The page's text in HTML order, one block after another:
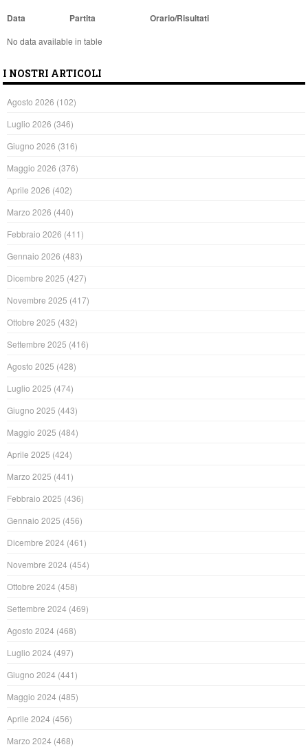
Data Partita Orario/Risultati
No data available in table
I NOSTRI ARTICOLI
Agosto 2026 (102)
Luglio 2026 (346)
Giugno 2026 (316)
Maggio 2026 (376)
Aprile 2026 (402)
Marzo 2026 (440)
Febbraio 2026 (411)
Gennaio 2026 (483)
Dicembre 2025 (427)
Novembre 2025 (417)
Ottobre 2025 (432)
Settembre 2025 (416)
Agosto 2025 (428)
Luglio 2025 (474)
Giugno 2025 (443)
Maggio 2025 (484)
Aprile 2025 (424)
Marzo 2025 (441)
Febbraio 2025 (436)
Gennaio 2025 (456)
Dicembre 2024 (461)
Novembre 2024 (454)
Ottobre 2024 (458)
Settembre 2024 (469)
Agosto 2024 (468)
Luglio 2024 (497)
Giugno 2024 (441)
Maggio 2024 (485)
Aprile 2024 (456)
Marzo 2024 (468)